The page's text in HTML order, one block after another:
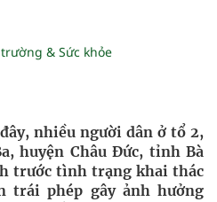
& Sức khỏe
nhiều người dân ở tổ 2,
huyện Châu Đức, tỉnh Bà
trước tình trạng khai thác
trái phép gây ảnh hưởng